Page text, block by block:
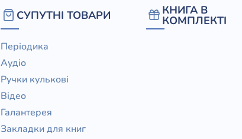
СУПУТНІ ТОВАРИ
Періодика
Аудіо
Ручки кулькові
Відео
Галантерея
Закладки для книг
КНИГА В
КОМПЛЕКТІ